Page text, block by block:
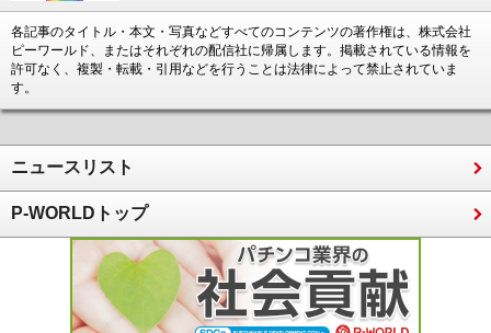
各記事のタイトル・本文・写真などすべてのコンテンツの著作権は、株式会社
ピーワールド、またはそれぞれの配信社に帰属します。掲載されている情報を
許可なく、複製・転載・引用などを行うことは法律によって禁止されていま
す。
ニュースリスト
P-WORLDトップ